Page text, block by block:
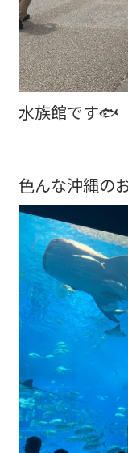
水族館です🐟
色んな沖縄の